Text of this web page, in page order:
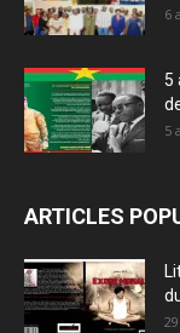
6
5
5
ARTICLES